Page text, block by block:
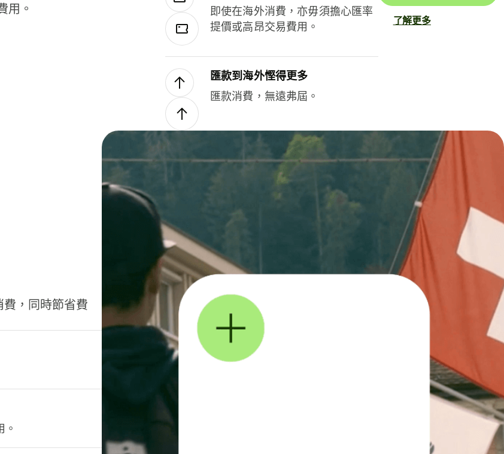
用。
即使在海外消費，亦毋須擔心匯率
提價或高昂交易費用。
匯款到海外慳得更多
匯款消費，無遠弗屆。
了解更多
，同時節省費